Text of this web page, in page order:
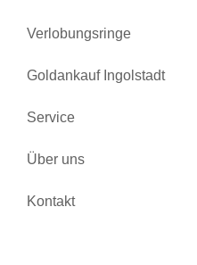
Verlobungsringe
Goldankauf Ingolstadt
Service
Über uns
Kontakt